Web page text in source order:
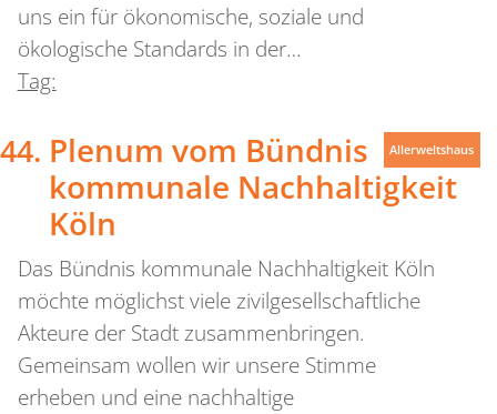
uns ein für ökonomische, soziale und
ökologische Standards in der…
Tag:
Plenum vom Bündnis
kommunale Nachhaltigkeit
Köln
Das Bündnis kommunale Nachhaltigkeit Köln
möchte möglichst viele zivilgesellschaftliche
Akteure der Stadt zusammenbringen.
Gemeinsam wollen wir unsere Stimme
erheben und eine nachhaltige
Allerweltshaus